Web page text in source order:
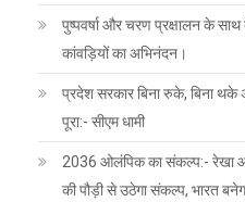
पुष्पवर्षा और चरण प्रक्षालन के
कांवड़ियों का अभिनंदन।
प्रदेश सरकार बिना रुके, बिना थके
पूरा:- सीएम धामी
2036 ओलंपिक का संकल्प:- रेखा
की पौड़ी से उठेगा संकल्प, भारत